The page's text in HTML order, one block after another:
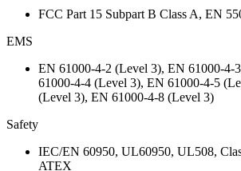
FCC Part 15 Subpart B Class A, EN
EMS
EN 61000-4-2 (Level 3), EN 61000-4-
61000-4-4 (Level 3), EN 61000-4-5
(Level 3), EN 61000-4-8 (Level 3)
Safety
IEC/EN 60950, UL60950, UL508,
ATEX